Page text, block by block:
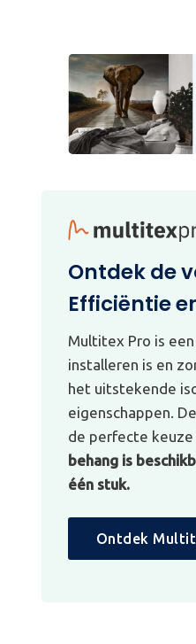
Ontdek de
Efficiëntie
Multitex Pro is
installeren is en
het uitstekende
eigenschappen.
de perfecte
behang is
één stuk.
Ontdek